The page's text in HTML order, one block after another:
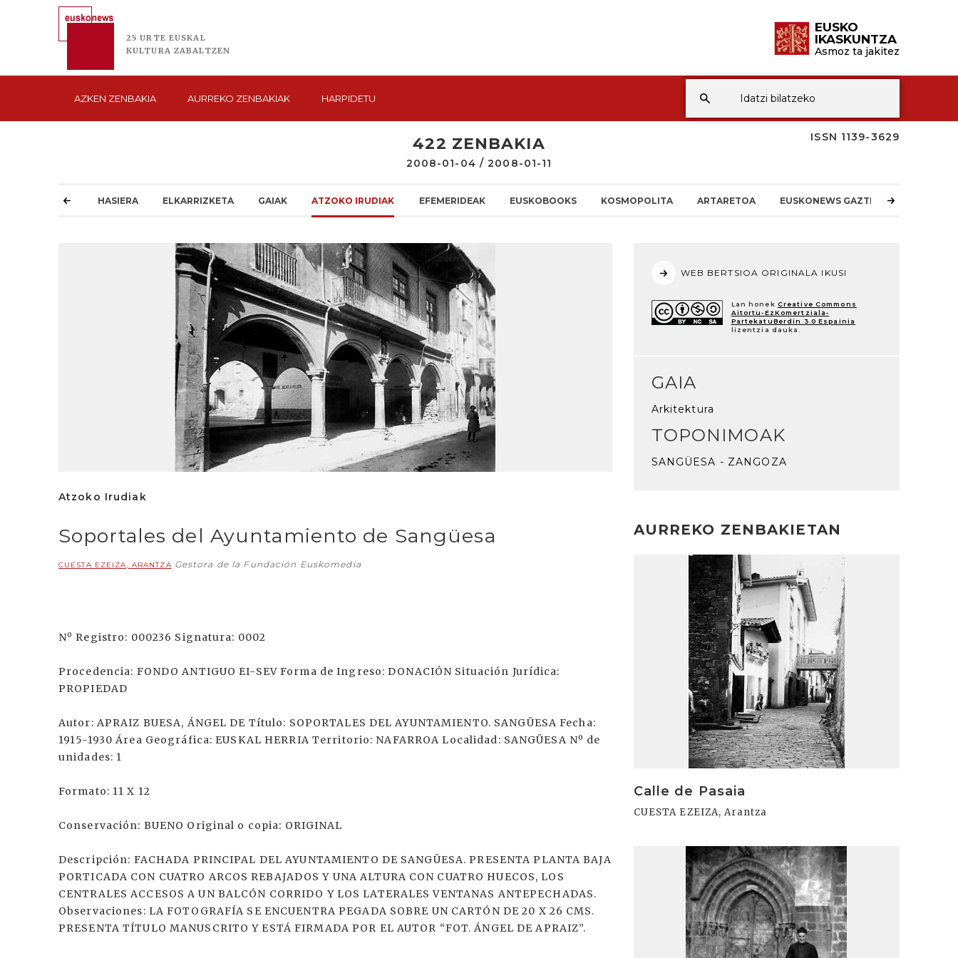
25 URTE EUSKAL
KULTURA ZABALTZEN
EUSKO
IKASKUNTZA
Asmoz ta jakitez
AZKEN ZENBAKIA AURREKO ZENBAKIAK HARPIDETU
ISSN 1139-3629
422 ZENBAKIA
2008-01-04 / 2008-01-11
HASIERA ELKARRIZKETA GAIAK ATZOKO IRUDIAK EFEMERIDEAK EUSKOBOOKS KOSMOPOLITA ARTARETOA EUSKONEWS GAZTEA
Atzoko Irudiak
Soportales del Ayuntamiento de Sangüesa
CUESTA EZEIZA, ARANTZA Gestora de la Fundación Euskomedia
Nº Registro: 000236 Signatura: 0002
Procedencia: FONDO ANTIGUO EI-SEV Forma de Ingreso: DONACIÓN Situación Jurídica:
PROPIEDAD
Autor: APRAIZ BUESA, ÁNGEL DE Título: SOPORTALES DEL AYUNTAMIENTO. SANGÜESA Fecha:
1915-1930 Área Geográfica: EUSKAL HERRIA Territorio: NAFARROA Localidad: SANGÜESA Nº de
unidades: 1
Formato: 11 X 12
Conservación: BUENO Original o copia: ORIGINAL
Descripción: FACHADA PRINCIPAL DEL AYUNTAMIENTO DE SANGÜESA. PRESENTA PLANTA BAJA
PORTICADA CON CUATRO ARCOS REBAJADOS Y UNA ALTURA CON CUATRO HUECOS, LOS
CENTRALES ACCESOS A UN BALCÓN CORRIDO Y LOS LATERALES VENTANAS ANTEPECHADAS.
Observaciones: LA FOTOGRAFÍA SE ENCUENTRA PEGADA SOBRE UN CARTÓN DE 20 X 26 CMS.
PRESENTA TÍTULO MANUSCRITO Y ESTÁ FIRMADA POR EL AUTOR “FOT. ÁNGEL DE APRAIZ”.
WEB BERTSIOA ORIGINALA IKUSI
Lan honek Creative Commons
Aitortu-EzKomertziala-
PartekatuBerdin 3.0 Espainia
lizentzia dauka.
GAIA
Arkitektura
TOPONIMOAK
SANGÜESA - ZANGOZA
AURREKO ZENBAKIETAN
Calle de Pasaia
CUESTA EZEIZA, Arantza